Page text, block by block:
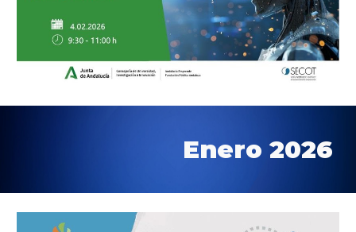
Enero 2026